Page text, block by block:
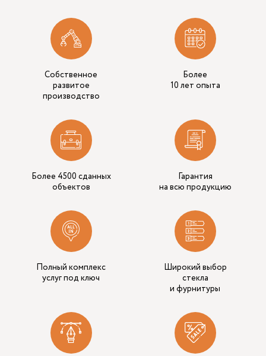
Собственное
развитое
производство
Более
10 лет опыта
Более 4500 сданных
объектов
Гарантия
на всю продукцию
Полный комплекс
услуг под ключ
Широкий выбор
стекла
и фурнитуры